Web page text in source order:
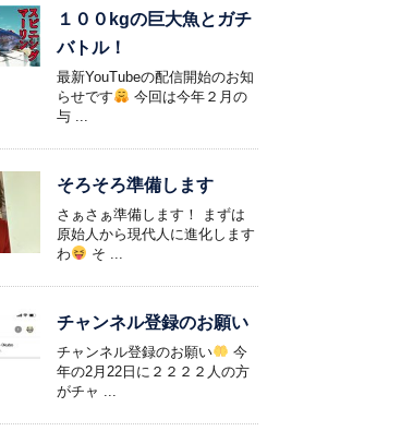
１００kgの巨大魚とガチ
バトル！
最新YouTubeの配信開始のお知
らせです
今回は今年２月の
与 ...
そろそろ準備します
さぁさぁ準備します！ まずは
原始人から現代人に進化します
わ
そ ...
チャンネル登録のお願い
チャンネル登録のお願い
今
年の2月22日に２２２２人の方
がチャ ...